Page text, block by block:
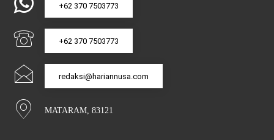
+62 370 7503773
+62 370 7503773
redaksi@hariannusa.com
MATARAM, 83121